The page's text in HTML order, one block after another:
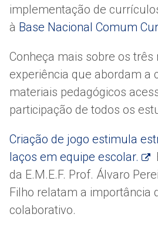
implementação de
à Base Nacional Comum
Conheça mais sobre os três
experiência que abordam a
materiais pedagógicos
participação de todos os
Criação de jogo estimula
laços em equipe escolar.
da E.M.E.F. Prof. Álvaro
Filho relatam a importância
colaborativo.